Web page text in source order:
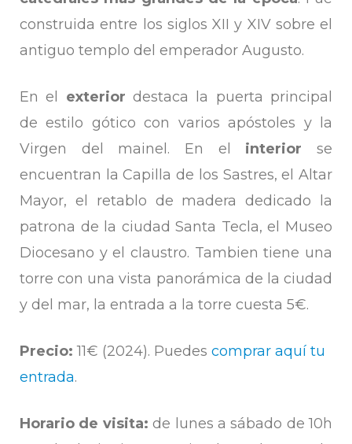
construida entre los siglos XII y XIV sobre el
antiguo templo del emperador Augusto.
En el exterior destaca la puerta principal
de estilo gótico con varios apóstoles y la
Virgen del mainel. En el interior se
encuentran la Capilla de los Sastres, el Altar
Mayor, el retablo de madera dedicado la
patrona de la ciudad Santa Tecla, el Museo
Diocesano y el claustro. Tambien tiene una
torre con una vista panorámica de la ciudad
y del mar, la entrada a la torre cuesta 5€.
Precio: 11€ (2024). Puedes comprar aquí tu
entrada.
Horario de visita: de lunes a sábado de 10h